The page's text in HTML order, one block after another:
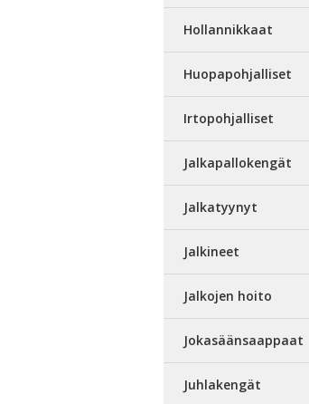
Hollannikkaat
Huopapohjalliset
Irtopohjalliset
Jalkapallokengät
Jalkatyynyt
Jalkineet
Jalkojen hoito
Jokasäänsaappaat
Juhlakengät